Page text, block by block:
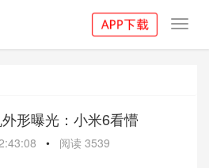
形曝光：小米6看懵
• 阅读 3539